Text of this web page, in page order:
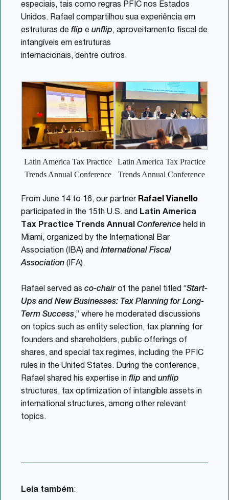
especiais, tais como regras PFIC nos Estados
Unidos. Rafael compartilhou sua experiência em
estruturas de flip e unflip, aproveitamento fiscal de
intangíveis em estruturas
internacionais, dentre outros.
Latin America Tax Practice
Trends Annual Conference
Latin America Tax Practice
Trends Annual Conference
From June 14 to 16, our partner Rafael Vianello
participated in the 15th U.S. and Latin America
Tax Practice Trends Annual Conference held in
Miami, organized by the International Bar
Association (IBA) and International Fiscal
Association (IFA).
Rafael served as co-chairof the panel titled “Start-
Ups and New Businesses: Tax Planning for Long-
Term Success,” where he moderated discussions
on topics such as entity selection, tax planning for
founders and shareholders, public offerings of
shares, and special tax regimes, including the PFIC
rules in the United States. During the conference,
Rafael shared his expertise in flip and unflip
structures, tax optimization of intangible assets in
international structures, among other relevant
topics.
Leia também: